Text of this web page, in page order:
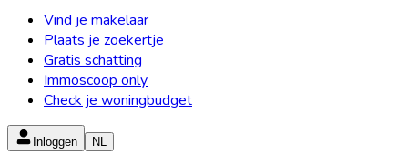
Vind je makelaar
Plaats je zoekertje
Gratis schatting
Immoscoop only
Check je woningbudget
Inloggen NL